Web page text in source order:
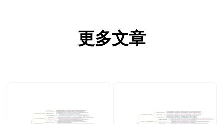
更多文章